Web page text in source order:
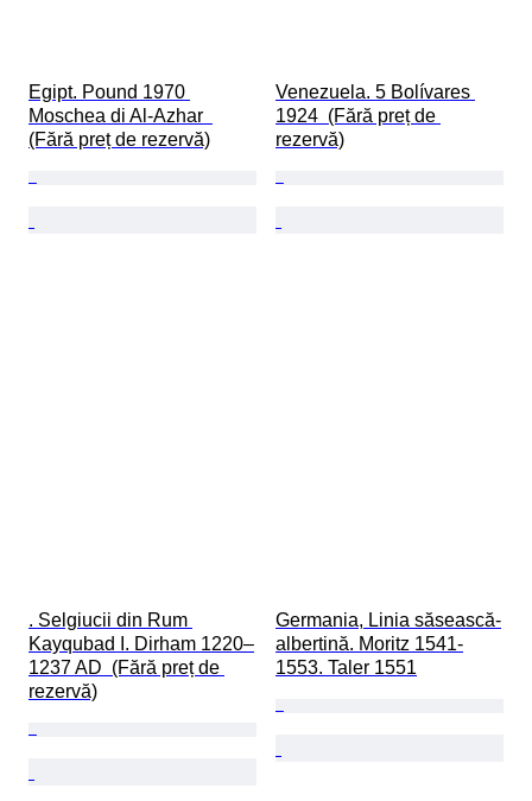
Egipt. Pound 1970
Moschea di Al-Azhar
(Fără preț de rezervă)
Venezuela. 5 Bolívares
1924  (Fără preț de
rezervă)
. Selgiucii din Rum
Kayqubad I. Dirham 1220–
1237 AD  (Fără preț de
rezervă)
Germania, Linia săsească-
albertină. Moritz 1541-
1553. Taler 1551